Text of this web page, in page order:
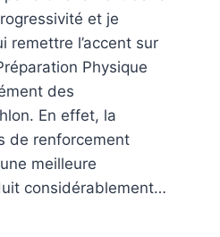
et je
remettre l’accent sur
Physique
des
En effet, la
de renforcement
meilleure
considérablement…